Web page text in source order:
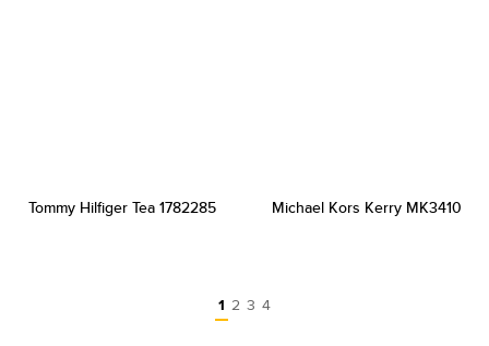
Tommy Hilfiger Tea 1782285 Michael Kors Kerry MK3410
1 2 3 4